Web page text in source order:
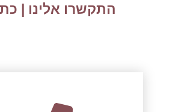
התקשרו אלינו |